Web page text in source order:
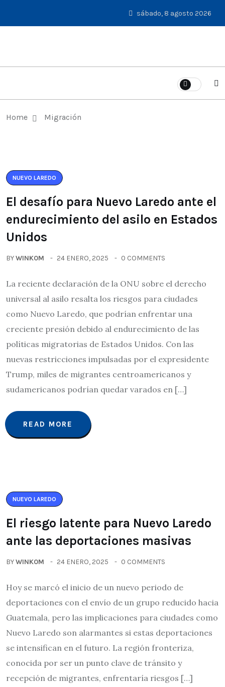
sábado, 8 agosto 2026
Home Migración
NUEVO LAREDO
El desafío para Nuevo Laredo ante el
endurecimiento del asilo en Estados
Unidos
BYWINK0M 24 ENERO, 2025 0 COMMENTS
La reciente declaración de la ONU sobre el derecho
universal al asilo resalta los riesgos para ciudades
como Nuevo Laredo, que podrían enfrentar una
creciente presión debido al endurecimiento de las
políticas migratorias de Estados Unidos. Con las
nuevas restricciones impulsadas por el expresidente
Trump, miles de migrantes centroamericanos y
sudamericanos podrían quedar varados en […]
READ MORE
NUEVO LAREDO
El riesgo latente para Nuevo Laredo
ante las deportaciones masivas
BYWINK0M 24 ENERO, 2025 0 COMMENTS
Hoy se marcó el inicio de un nuevo periodo de
deportaciones con el envío de un grupo reducido hacia
Guatemala, pero las implicaciones para ciudades como
Nuevo Laredo son alarmantes si estas deportaciones
se intensifican en el futuro. La región fronteriza,
conocida por ser un punto clave de tránsito y
recepción de migrantes, enfrentaría riesgos […]